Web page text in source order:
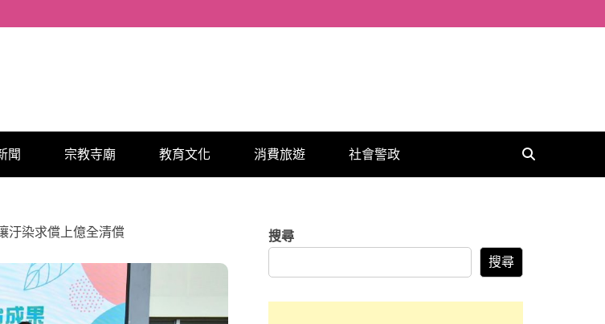
聞 宗教寺廟 教育文化 消費旅遊 社會警政
汙染求償上億全清償
搜尋
搜尋